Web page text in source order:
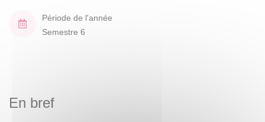
Période de l'année
Semestre 6
En bref